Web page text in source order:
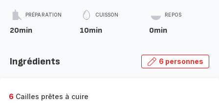
PRÉPARATION
20min
CUISSON
10min
REPOS
0min
Ingrédients 6 personnes
6 Cailles prêtes à cuire